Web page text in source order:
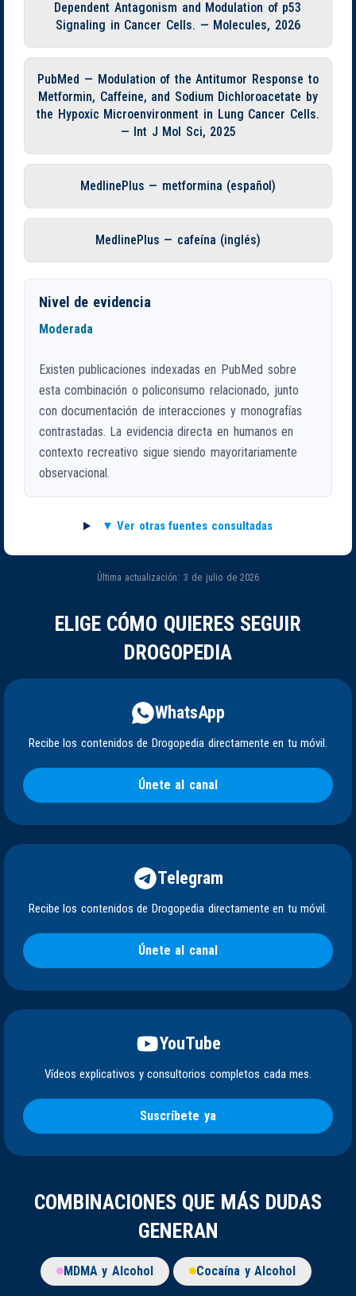
Dependent Antagonism and Modulation of p53
Signaling in Cancer Cells. — Molecules, 2026
PubMed — Modulation of the Antitumor Response to
Metformin, Caffeine, and Sodium Dichloroacetate by
the Hypoxic Microenvironment in Lung Cancer Cells.
— Int J Mol Sci, 2025
MedlinePlus — metformina (español)
MedlinePlus — cafeína (inglés)
Nivel de evidencia
Moderada
Existen publicaciones indexadas en PubMed sobre
esta combinación o policonsumo relacionado, junto
con documentación de interacciones y monografías
contrastadas. La evidencia directa en humanos en
contexto recreativo sigue siendo mayoritariamente
observacional.
Ver otras fuentes consultadas
Última actualización: 3 de julio de 2026
ELIGE CÓMO QUIERES SEGUIR
DROGOPEDIA
WhatsApp
Recibe los contenidos de Drogopedia directamente en tu móvil.
Únete al canal
Telegram
Recibe los contenidos de Drogopedia directamente en tu móvil.
Únete al canal
YouTube
Vídeos explicativos y consultorios completos cada mes.
Suscríbete ya
COMBINACIONES QUE MÁS DUDAS
GENERAN
MDMA y Alcohol Cocaína y Alcohol